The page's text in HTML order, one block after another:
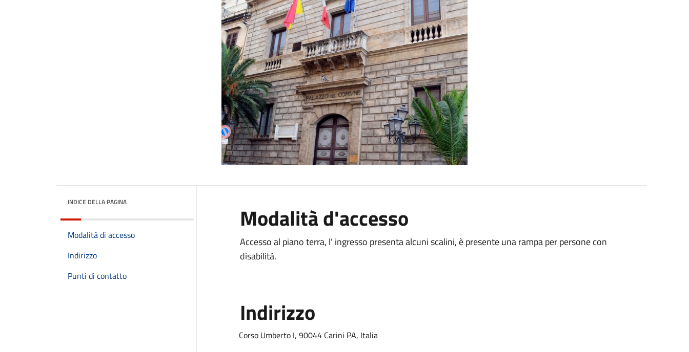
INDICE DELLA PAGINA
Modalità di accesso
Indirizzo
Punti di contatto
Modalità d'accesso
Accesso al piano terra, l' ingresso presenta alcuni scalini, è presente una rampa per persone con
disabilità.
Indirizzo
Corso Umberto I, 90044 Carini PA, Italia